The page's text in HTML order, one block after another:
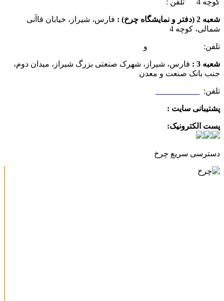
کوچه 4 تلفن :
شعبه 2 (دفتر و نمایشگاه چرخ) :
فارس، شیراز، خیابان قاآنی
شمالی، کوچه 4
تلفن: و
شعبه 3 :
فارس، شیراز، شهرک صنعتی بزرگ شیراز، میدان دوم،
جنب بانک صنعت و معدن
تلفن:
پشتیبانی سایت :
پست الکترونیک:
دسترسی سریع چرخ